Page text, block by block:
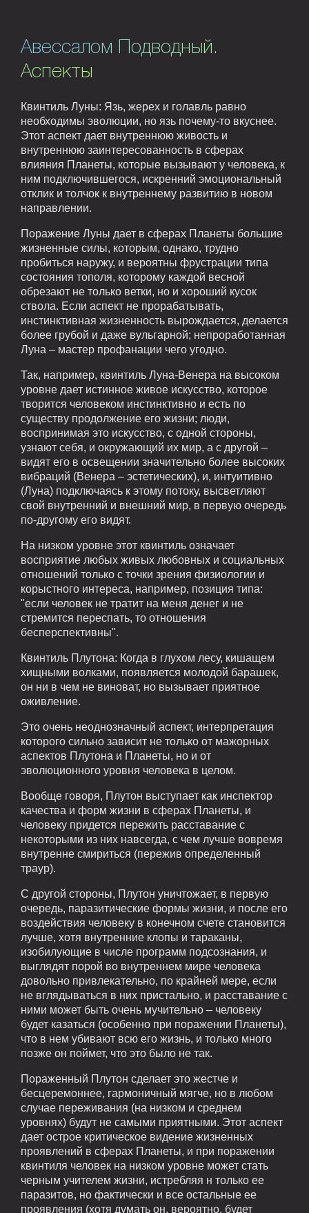
Авессалом Подводный.
Аспекты
Квинтиль Луны: Язь, жерех и голавль равно
необходимы эволюции, но язь почему-то вкуснее.
Этот аспект дает внутреннюю живость и
внутреннюю заинтересованность в сферах
влияния Планеты, которые вызывают у человека, к
ним подключившегося, искренний эмоциональный
отклик и толчок к внутреннему развитию в новом
направлении.
Поражение Луны дает в сферах Планеты большие
жизненные силы, которым, однако, трудно
пробиться наружу, и вероятны фрустрации типа
состояния тополя, которому каждой весной
обрезают не только ветки, но и хороший кусок
ствола. Если аспект не прорабатывать,
инстинктивная жизненность вырождается, делается
более грубой и даже вульгарной; непроработанная
Луна – мастер профанации чего угодно.
Так, например, квинтиль Луна-Венера на высоком
уровне дает истинное живое искусство, которое
творится человеком инстинктивно и есть по
существу продолжение его жизни; люди,
воспринимая это искусство, с одной стороны,
узнают себя, и окружающий их мир, а с другой –
видят его в освещении значительно более высоких
вибраций (Венера – эстетических), и, интуитивно
(Луна) подключаясь к этому потоку, высветляют
свой внутренний и внешний мир, в первую очередь
по-другому его видят.
На низком уровне этот квинтиль означает
восприятие любых живых любовных и социальных
отношений только с точки зрения физиологии и
корыстного интереса, например, позиция типа:
"если человек не тратит на меня денег и не
стремится переспать, то отношения
бесперспективны".
Квинтиль Плутона: Когда в глухом лесу, кишащем
хищными волками, появляется молодой барашек,
он ни в чем не виноват, но вызывает приятное
оживление.
Это очень неоднозначный аспект, интерпретация
которого сильно зависит не только от мажорных
аспектов Плутона и Планеты, но и от
эволюционного уровня человека в целом.
Вообще говоря, Плутон выступает как инспектор
качества и форм жизни в сферах Планеты, и
человеку придется пережить расставание с
некоторыми из них навсегда, с чем лучше вовремя
внутренне смириться (пережив определенный
траур).
С другой стороны, Плутон уничтожает, в первую
очередь, паразитические формы жизни, и после его
воздействия человеку в конечном счете становится
лучше, хотя внутренние клопы и тараканы,
изобилующие в числе программ подсознания, и
выглядят порой во внутреннем мире человека
довольно привлекательно, по крайней мере, если
не вглядываться в них пристально, и расставание с
ними может быть очень мучительно – человеку
будет казаться (особенно при поражении Планеты),
что в нем убивают всю его жизнь, и только много
позже он поймет, что это было не так.
Пораженный Плутон сделает это жестче и
бесцеремоннее, гармоничный мягче, но в любом
случае переживания (на низком и среднем
уровнях) будут не самыми приятными. Этот аспект
дает острое критическое видение жизненных
проявлений в сферах Планеты, и при поражении
квинтиля человек на низком уровне может стать
черным учителем жизни, истребляя н только ее
паразитов, но фактически и все остальные ее
проявления (хотя думать он, вероятно, будет